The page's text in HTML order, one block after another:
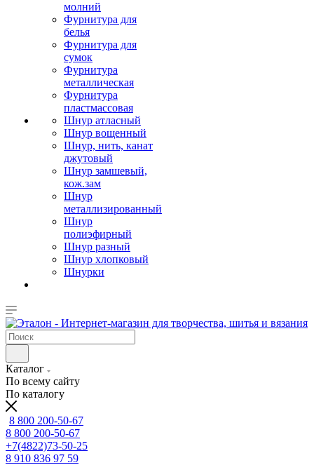
молний
Фурнитура для
белья
Фурнитура для
сумок
Фурнитура
металлическая
Фурнитура
пластмассовая
Шнур атласный
Шнур вощенный
Шнур, нить, канат
джутовый
Шнур замшевый,
кож.зам
Шнур
металлизированный
Шнур
полиэфирный
Шнур разный
Шнур хлопковый
Шнурки
Каталог
По всему сайту
По каталогу
8 800 200-50-67
8 800 200-50-67
+7(4822)73-50-25
8 910 836 97 59